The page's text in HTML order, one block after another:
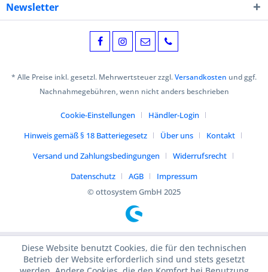
Newsletter
* Alle Preise inkl. gesetzl. Mehrwertsteuer zzgl.Versandkosten und ggf.
Nachnahmegebühren, wenn nicht anders beschrieben
Cookie-Einstellungen
Händler-Login
Hinweis gemäß § 18 Batteriegesetz
Über uns
Kontakt
Versand und Zahlungsbedingungen
Widerrufsrecht
Datenschutz
AGB
Impressum
© ottosystem GmbH 2025
Diese Website benutzt Cookies, die für den technischen
Betrieb der Website erforderlich sind und stets gesetzt